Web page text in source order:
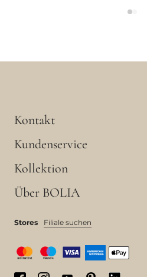
Kontakt
Kundenservice
Kollektion
Über BOLIA
Stores Filiale suchen